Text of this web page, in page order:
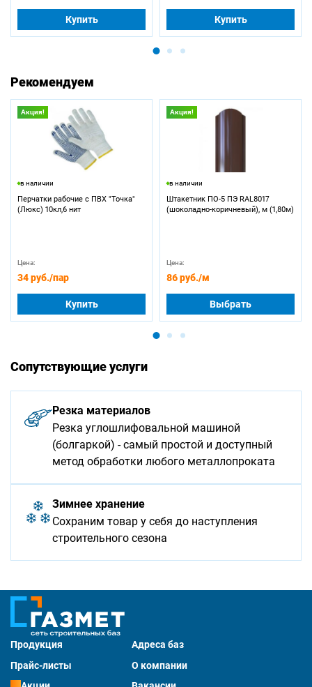
Купить Купить
Рекомендуем
Акция!
в наличии
Перчатки рабочие с ПВХ "Точка"
(Люкс) 10кл,6 нит
Цена:
34 руб./пар
Купить
Акция!
в наличии
Штакетник ПО-5 ПЭ RAL8017
(шоколадно-коричневый), м (1,80м)
Цена:
86 руб./м
Выбрать
Сопутствующие услуги
Резка материалов
Резка углошлифовальной машиной
(болгаркой) - самый простой и доступный
метод обработки любого металлопроката
Зимнее хранение
Сохраним товар у себя до наступления
строительного сезона
Продукция
Адреса баз
Прайс-листы
О компании